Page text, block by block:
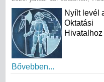
Nyílt levél
Oktatási
Hivatalhoz
Bővebben...